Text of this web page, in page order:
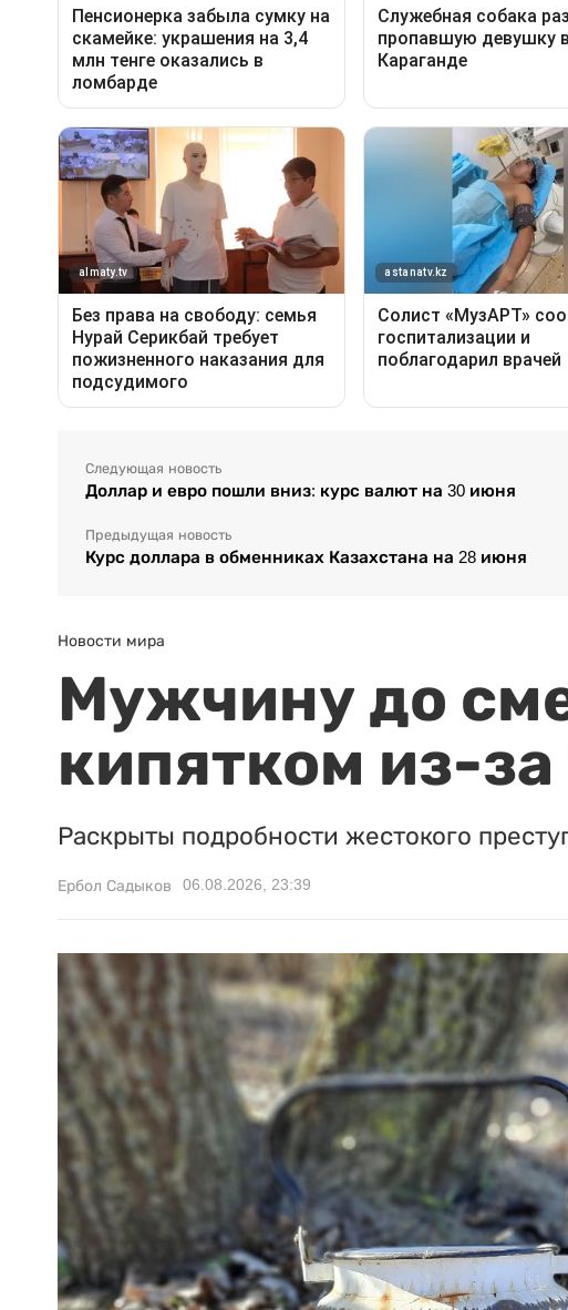
Следующая новость
Доллар и евро пошли вниз: курс валют на 30 июня
Предыдущая новость
Курс доллара в обменниках Казахстана на 28 июня
Новости мира
Мужчину до
кипятком из-за
Раскрыты подробности жестокого
Ербол Садыков 06.08.2026, 23:39